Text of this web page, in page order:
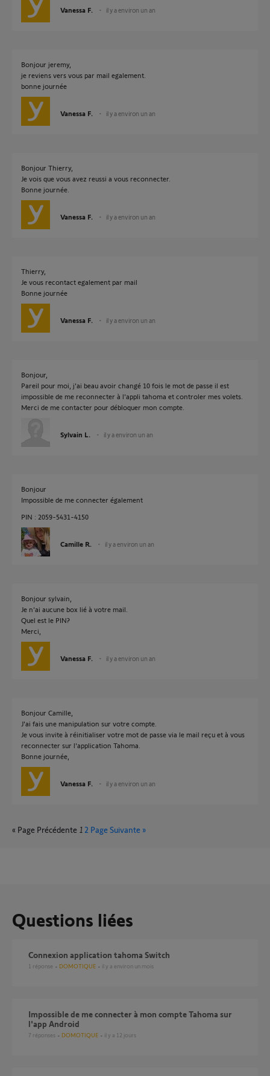
Vanessa F. il y a environ un an
Bonjour jeremy,
je reviens vers vous par mail egalement.
bonne journée
Vanessa F. il y a environ un an
Bonjour Thierry,
Je vois que vous avez reussi a vous reconnecter.
Bonne journée.
Vanessa F. il y a environ un an
Thierry,
Je vous recontact egalement par mail
Bonne journée
Vanessa F. il y a environ un an
Bonjour,
Pareil pour moi, j'ai beau avoir changé 10 fois le mot de passe il est
impossible de me reconnecter à l'appli tahoma et controler mes volets.
Merci de me contacter pour débloquer mon compte.
Sylvain L. il y a environ un an
Bonjour
Impossible de me connecter également
PIN : 2059-5431-4150
Camille R. il y a environ un an
Bonjour sylvain,
Je n'ai aucune box lié à votre mail.
Quel est le PIN?
Merci,
Vanessa F. il y a environ un an
Bonjour Camille,
J'ai fais une manipulation sur votre compte.
Je vous invite à réinitialiser votre mot de passe via le mail reçu et à vous
reconnecter sur l'application Tahoma.
Bonne journée,
Vanessa F. il y a environ un an
« Page Précédente 1 2 Page Suivante »
Questions liées
Connexion application tahoma Switch
1 réponse DOMOTIQUE il y a environ un mois
Impossible de me connecter à mon compte Tahoma sur
l'app Android
7 réponses DOMOTIQUE il y a 12 jours